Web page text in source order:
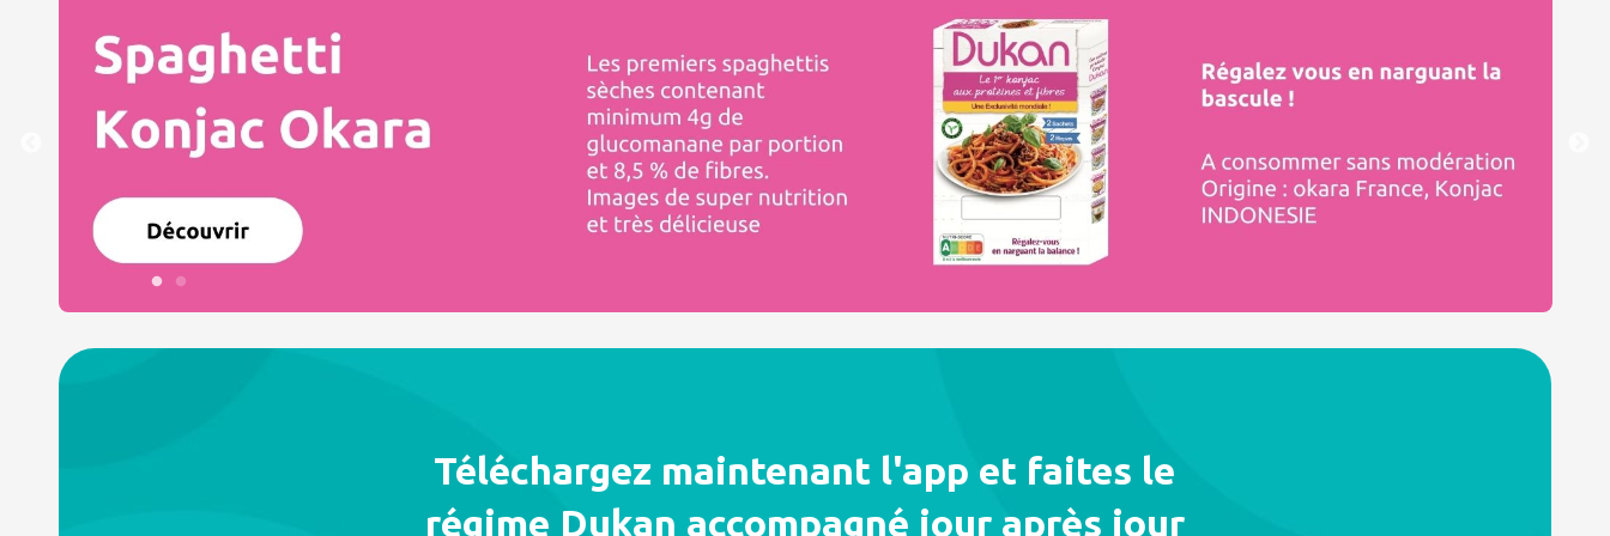
Téléchargez maintenant l'app et faites le
régime Dukan accompagné jour après jour